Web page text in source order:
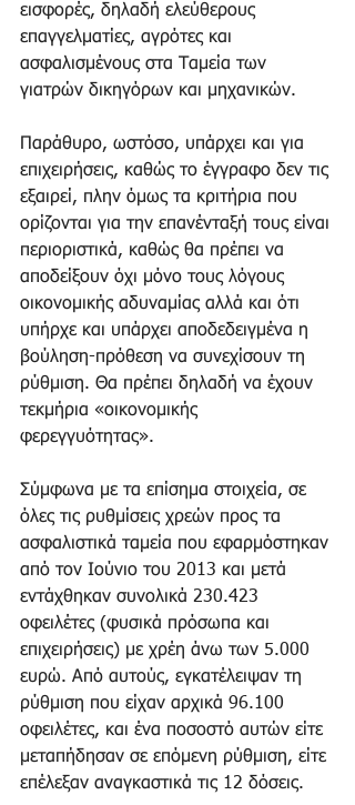
εισφορές, δηλαδή ελεύθερους
επαγγελματίες, αγρότες και
ασφαλισμένους στα Ταμεία των
γιατρών δικηγόρων και μηχανικών.
Παράθυρο, ωστόσο, υπάρχει και για
επιχειρήσεις, καθώς το έγγραφο δεν τις
εξαιρεί, πλην όμως τα κριτήρια που
ορίζονται για την επανένταξή τους είναι
περιοριστικά, καθώς θα πρέπει να
αποδείξουν όχι μόνο τους λόγους
οικονομικής αδυναμίας αλλά και ότι
υπήρχε και υπάρχει αποδεδειγμένα η
βούληση-πρόθεση να συνεχίσουν τη
ρύθμιση. Θα πρέπει δηλαδή να έχουν
τεκμήρια «οικονομικής
φερεγγυότητας».
Σύμφωνα με τα επίσημα στοιχεία, σε
όλες τις ρυθμίσεις χρεών προς τα
ασφαλιστικά ταμεία που εφαρμόστηκαν
από τον Ιούνιο του 2013 και μετά
εντάχθηκαν συνολικά 230.423
οφειλέτες (φυσικά πρόσωπα και
επιχειρήσεις) με χρέη άνω των 5.000
ευρώ. Από αυτούς, εγκατέλειψαν τη
ρύθμιση που είχαν αρχικά 96.100
οφειλέτες, και ένα ποσοστό αυτών είτε
μεταπήδησαν σε επόμενη ρύθμιση, είτε
επέλεξαν αναγκαστικά τις 12 δόσεις.